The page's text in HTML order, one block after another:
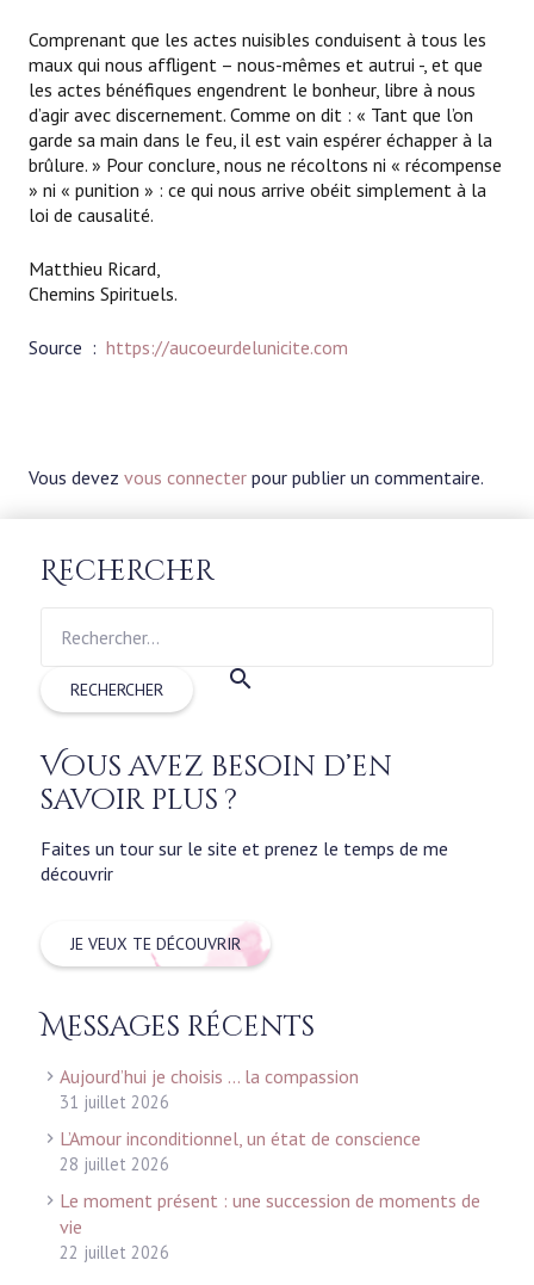
Comprenant que les actes nuisibles conduisent à tous les
maux qui nous affligent – nous-mêmes et autrui -, et que
les actes bénéfiques engendrent le bonheur, libre à nous
d’agir avec discernement. Comme on dit : « Tant que l’on
garde sa main dans le feu, il est vain espérer échapper à la
brûlure. » Pour conclure, nous ne récoltons ni « récompense
» ni « punition » : ce qui nous arrive obéit simplement à la
loi de causalité.
Matthieu Ricard,
Chemins Spirituels.
Source : https://aucoeurdelunicite.com
Vous devez vous connecter pour publier un commentaire.
Rechercher
Vous avez besoin d’en
savoir plus ?
Faites un tour sur le site et prenez le temps de me
découvrir
JE VEUX TE DÉCOUVRIR
Messages récents
Aujourd’hui je choisis … la compassion
31 juillet 2026
L’Amour inconditionnel, un état de conscience
28 juillet 2026
Le moment présent : une succession de moments de
vie
22 juillet 2026